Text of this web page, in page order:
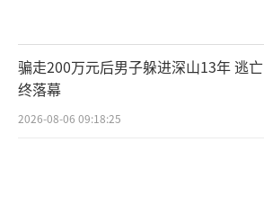
骗走200万元后男子躲进深山13年 逃亡
终落幕
2026-08-06 09:18:25